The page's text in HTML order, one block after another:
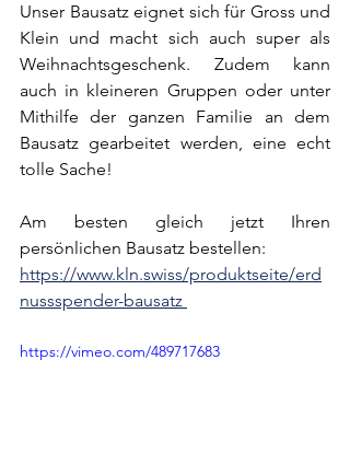
Unser Bausatz eignet sich für Gross und
Klein und macht sich auch super als
Weihnachtsgeschenk. Zudem kann
auch in kleineren Gruppen oder unter
Mithilfe der ganzen Familie an dem
Bausatz gearbeitet werden, eine echt
tolle Sache!
Am besten gleich jetzt Ihren
persönlichen Bausatz bestellen:
https://www.kln.swiss/produktseite/erd
nussspender-bausatz
https://vimeo.com/489717683